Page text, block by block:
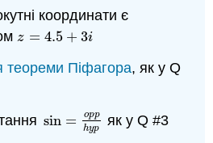
координати є
z = 4.5 + 3i
z =4.5+3i
теореми Піфагора, як у Q
sin = opp
hyp
sin=o pphyp
як у Q #3